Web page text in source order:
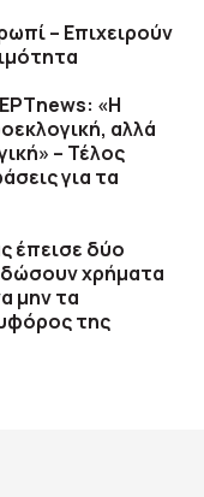
– Επιχειρούν
«Η
αλλά
– Τέλος
για τα
έπεισε δύο
δώσουν χρήματα
μην τα
της